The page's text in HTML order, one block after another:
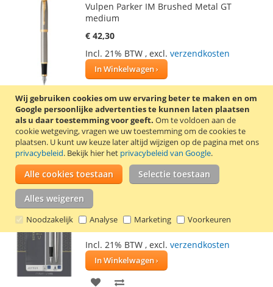
Wij gebruiken cookies om uw ervaring beter te maken en om
Google persoonlijke advertenties te kunnen laten plaatsen
als u daar toestemming voor geeft. Om te voldoen aan de
cookie wetgeving, vragen we uw toestemming om de cookies te
plaatsen. U kunt uw keuze later altijd wijzigen op de pagina met ons
privacybeleid. Bekijk hier het privacybeleid van Google.
Alle cookies toestaan Selectie toestaan
Alles weigeren
Noodzakelijk Analyse Marketing Voorkeuren
Vulpen Parker IM Brushed Metal GT
medium
€ 42,30
Incl. 21% BTW , excl. verzendkosten
In Winkelwagen
VOEG
TOE
AAN
VERLANGLIJST
TOEVOEGEN
OM
TE
VERGELIJKEN
Parker IM vulpen met een afwerking van
geborsteld metaal met goudkleurige
randen. De vulpen heeft een blauwe
schrijfkleur en een medium schrijfbreedte.
Lees verder
medium
€ 26,95
Incl. 21% BTW , excl. verzendkosten
In Winkelwagen
VOEG